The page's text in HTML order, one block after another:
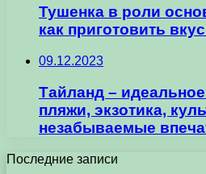
Тушенка в роли
как приготовить
09.12.2023
Тайланд –
пляжи, экзотика,
незабываемые
Последние записи